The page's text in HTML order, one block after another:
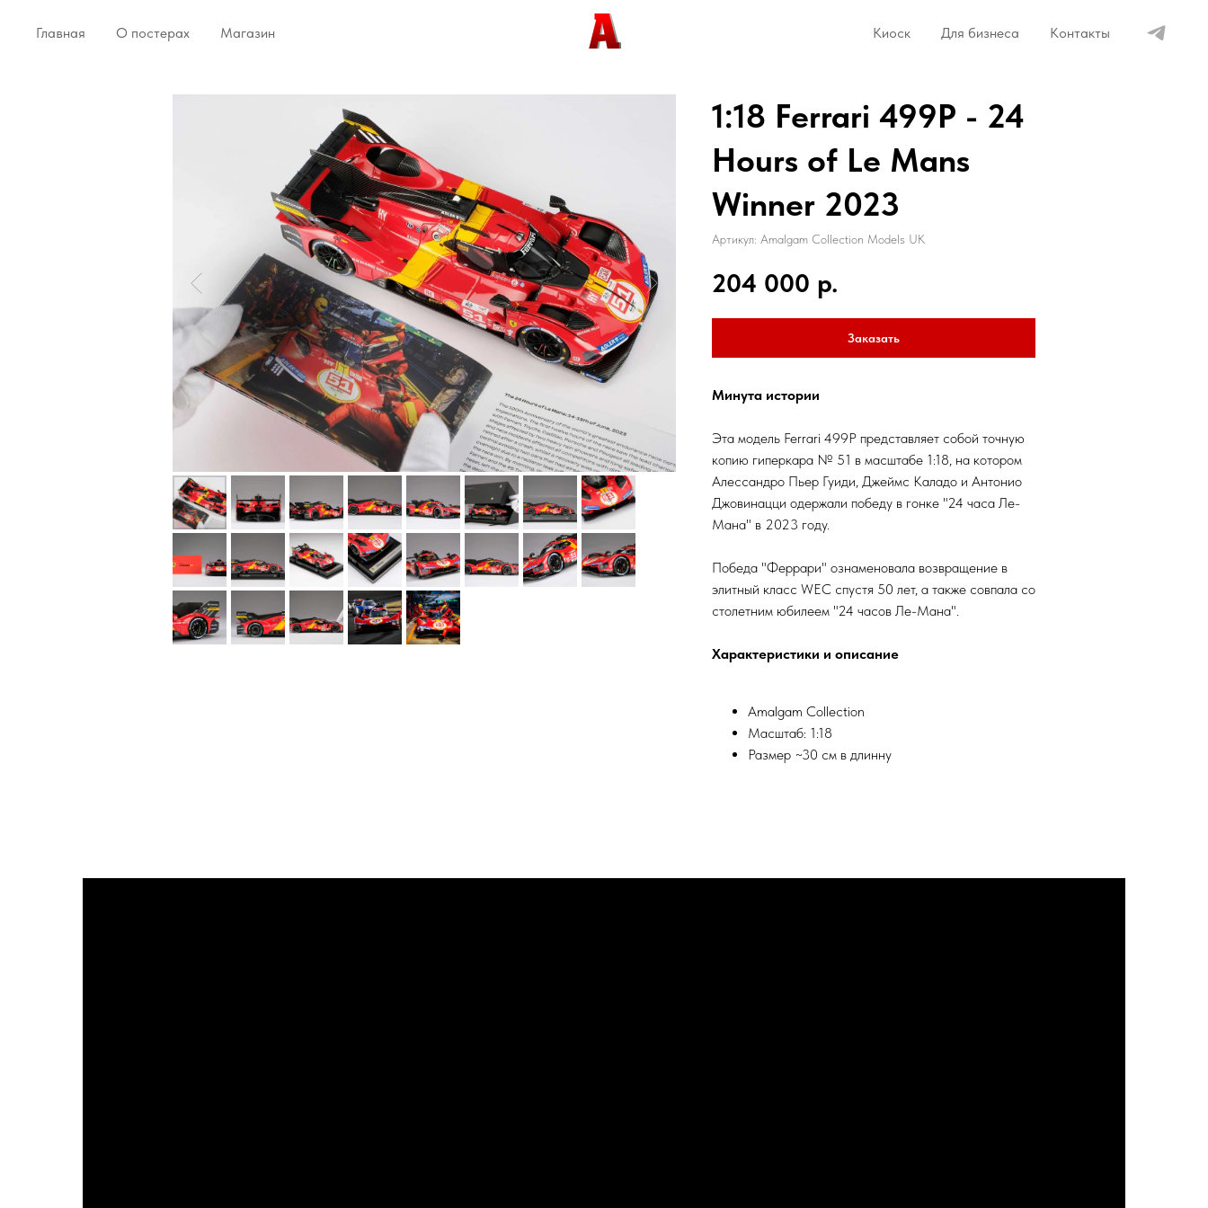
Главная О постерах Магазин Киоск Для бизнеса Контакты
1:18 Ferrari 499P - 24
Hours of Le Mans
Winner 2023
Артикул: Amalgam Collection Models UK
204 000 р.
Заказать
Минута истории
Эта модель Ferrari 499P представляет собой точную
копию гиперкара № 51 в масштабе 1:18, на котором
Алессандро Пьер Гуиди, Джеймс Каладо и Антонио
Джовинацци одержали победу в гонке "24 часа Ле-
Мана" в 2023 году.
Победа "Феррари" ознаменовала возвращение в
элитный класс WEC спустя 50 лет, а также совпала со
столетним юбилеем "24 часов Ле-Мана".
Характеристики и описание
Amalgam Collection
Масштаб: 1:18
Размер ~30 см в длинну